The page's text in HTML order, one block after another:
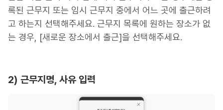
록된 근무지 또는 임시 근무지 중에서 어느 곳에 출근하려
고 하는지 선택해주세요. 근무지 목록에 원하는 장소가 없
는 경우, [새로운 장소에서 출근]을 선택해주세요.
2) 근무지명, 사유 입력